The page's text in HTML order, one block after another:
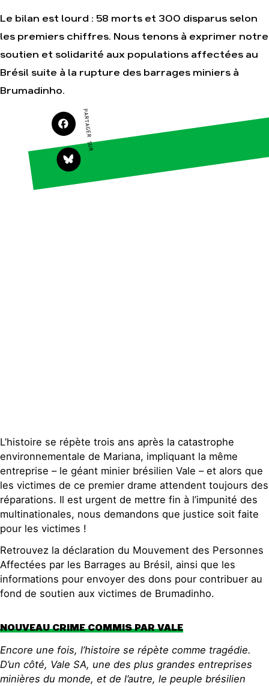
S'engager sur le
terrain
Soutenir les
campagnes
Transmettre tout ou
partie de son
patrimoine
Télécharger
gratuitement les
thématiques
Climat – Énergie
Le bilan est lourd : 58 morts et 300 disparus selon
les premiers chiffres. Nous tenons à exprimer notre
soutien et solidarité aux populations affectées au
Brésil suite à la rupture des barrages miniers à
Brumadinho.
PARTAGER SUR
L’histoire se répète trois ans après la catastrophe
environnementale de Mariana, impliquant la même
entreprise – le géant minier brésilien Vale – et alors que
les victimes de ce premier drame attendent toujours des
réparations. Il est urgent de mettre fin à l’impunité des
multinationales, nous demandons que justice soit faite
pour les victimes !
Retrouvez la déclaration du Mouvement des Personnes
Affectées par les Barrages au Brésil, ainsi que les
informations pour envoyer des dons pour contribuer au
fond de soutien aux victimes de Brumadinho.
NOUVEAU CRIME COMMIS PAR VALE
Encore une fois, l’histoire se répète comme tragédie.
D’un côté, Vale SA, une des plus grandes entreprises
minières du monde, et de l’autre, le peuple brésilien